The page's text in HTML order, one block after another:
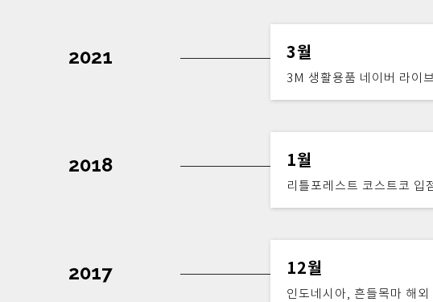
2021 3월
3M 생활용품 네이버 라이
2018 1월
리틀포레스트 코스트코 입
2017 12월
인도네시아, 흔들목마 해외